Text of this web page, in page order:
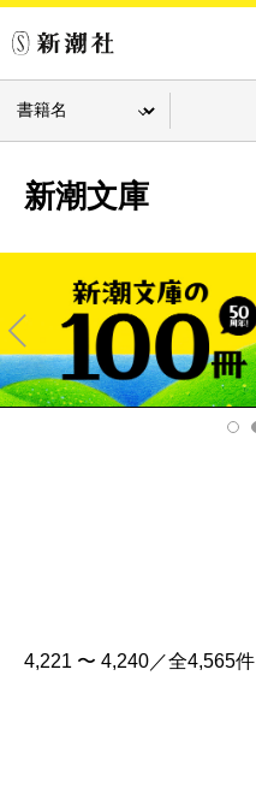
新潮文庫
Pre
v
4,221 〜 4,240／全4,565件